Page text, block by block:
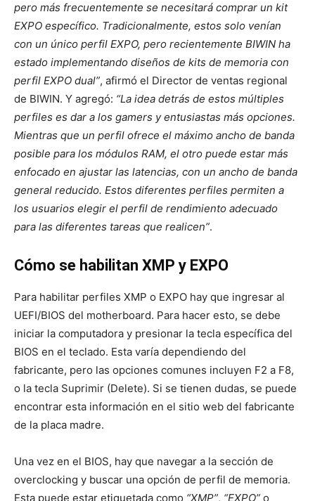
pero más frecuentemente se necesitará comprar un kit
EXPO específico. Tradicionalmente, estos solo venían
con un único perfil EXPO, pero recientemente BIWIN ha
estado implementando diseños de kits de memoria con
perfil EXPO dual”, afirmó el Director de ventas regional
de BIWIN. Y agregó: “La idea detrás de estos múltiples
perfiles es dar a los gamers y entusiastas más opciones.
Mientras que un perfil ofrece el máximo ancho de banda
posible para los módulos RAM, el otro puede estar más
enfocado en ajustar las latencias, con un ancho de banda
general reducido. Estos diferentes perfiles permiten a
los usuarios elegir el perfil de rendimiento adecuado
para las diferentes tareas que realicen”.
Cómo se habilitan XMP y EXPO
Para habilitar perfiles XMP o EXPO hay que ingresar al
UEFI/BIOS del motherboard. Para hacer esto, se debe
iniciar la computadora y presionar la tecla específica del
BIOS en el teclado. Esta varía dependiendo del
fabricante, pero las opciones comunes incluyen F2 a F8,
o la tecla Suprimir (Delete). Si se tienen dudas, se puede
encontrar esta información en el sitio web del fabricante
de la placa madre.
Una vez en el BIOS, hay que navegar a la sección de
overclocking y buscar una opción de perfil de memoria.
Esta puede estar etiquetada como “XMP”, “EXPO” o